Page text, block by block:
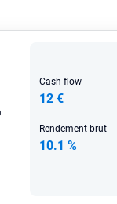
Cash flow
12 €
Rendement brut
10.1 %